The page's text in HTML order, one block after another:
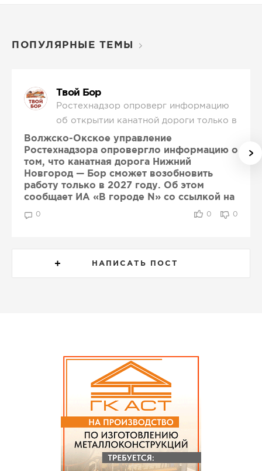
ПОПУЛЯРНЫЕ ТЕМЫ
Твой Бор
Ростехнадзор опроверг информацию
об открытии канатной дороги только в
2027 году
Волжско-Окское управление
Ростехнадзора опровергло информацию о
том, что канатная дорога Нижний
Новгород — Бор сможет возобновить
работу только в 2027 году. Об этом
сообщает ИА «В городе N» со ссылкой на
ведомство.
является максимальным периодом,
установленным для устранения нарушений,
нарушения будут устранены, канатную
дорогу смогут открыть раньше
установленного предельного срока.
Таким образом, сроки возобновления
работы переправы зависят от фактического
устранения нарушений и результатов
проверки, а не от даты мая 2027 года.
0 0 0
НАПИСАТЬ ПОСТ